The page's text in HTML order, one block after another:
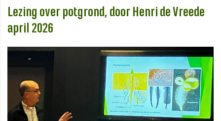
Lezing over potgrond, door Henri de Vreede
april 2026